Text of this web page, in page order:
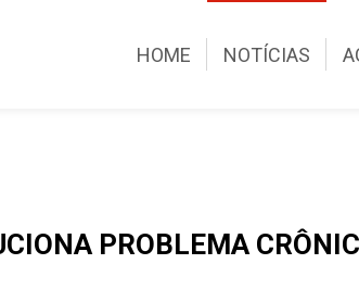
HOME NOTÍCIAS
PROBLEMA